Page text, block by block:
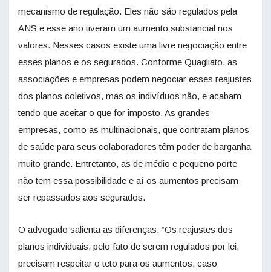
mecanismo de regulação. Eles não são regulados pela
ANS e esse ano tiveram um aumento substancial nos
valores. Nesses casos existe uma livre negociação entre
esses planos e os segurados. Conforme Quagliato, as
associações e empresas podem negociar esses reajustes
dos planos coletivos, mas os indivíduos não, e acabam
tendo que aceitar o que for imposto. As grandes
empresas, como as multinacionais, que contratam planos
de saúde para seus colaboradores têm poder de barganha
muito grande. Entretanto, as de médio e pequeno porte
não tem essa possibilidade e aí os aumentos precisam
ser repassados aos segurados.
O advogado salienta as diferenças: “Os reajustes dos
planos individuais, pelo fato de serem regulados por lei,
precisam respeitar o teto para os aumentos, caso